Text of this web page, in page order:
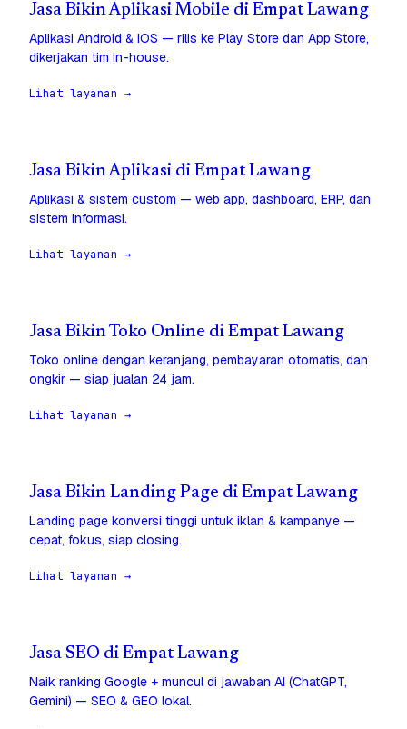
Jasa Bikin Aplikasi Mobile di Empat Lawang
Aplikasi Android & iOS — rilis ke Play Store dan App Store,
dikerjakan tim in-house.
Lihat layanan →
Jasa Bikin Aplikasi di Empat Lawang
Aplikasi & sistem custom — web app, dashboard, ERP, dan
sistem informasi.
Lihat layanan →
Jasa Bikin Toko Online di Empat Lawang
Toko online dengan keranjang, pembayaran otomatis, dan
ongkir — siap jualan 24 jam.
Lihat layanan →
Jasa Bikin Landing Page di Empat Lawang
Landing page konversi tinggi untuk iklan & kampanye —
cepat, fokus, siap closing.
Lihat layanan →
Jasa SEO di Empat Lawang
Naik ranking Google + muncul di jawaban AI (ChatGPT,
Gemini) — SEO & GEO lokal.